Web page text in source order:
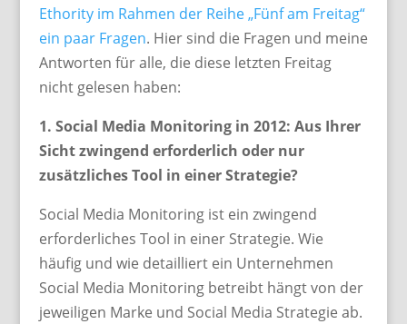
Ethority im Rahmen der Reihe „Fünf am Freitag“
ein paar Fragen. Hier sind die Fragen und meine
Antworten für alle, die diese letzten Freitag
nicht gelesen haben:
1. Social Media Monitoring in 2012: Aus Ihrer
Sicht zwingend erforderlich oder nur
zusätzliches Tool in einer Strategie?
Social Media Monitoring ist ein zwingend
erforderliches Tool in einer Strategie. Wie
häufig und wie detailliert ein Unternehmen
Social Media Monitoring betreibt hängt von der
jeweiligen Marke und Social Media Strategie ab.